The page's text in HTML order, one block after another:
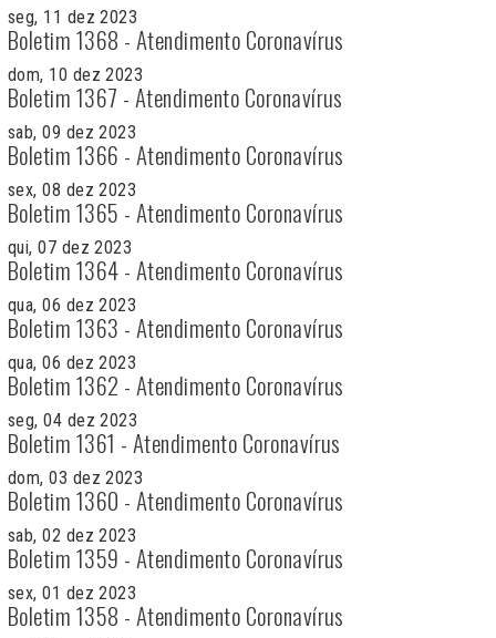
seg, 11 dez 2023
Boletim 1368 - Atendimento Coronavírus
dom, 10 dez 2023
Boletim 1367 - Atendimento Coronavírus
sab, 09 dez 2023
Boletim 1366 - Atendimento Coronavírus
sex, 08 dez 2023
Boletim 1365 - Atendimento Coronavírus
qui, 07 dez 2023
Boletim 1364 - Atendimento Coronavírus
qua, 06 dez 2023
Boletim 1363 - Atendimento Coronavírus
qua, 06 dez 2023
Boletim 1362 - Atendimento Coronavírus
seg, 04 dez 2023
Boletim 1361 - Atendimento Coronavírus
dom, 03 dez 2023
Boletim 1360 - Atendimento Coronavírus
sab, 02 dez 2023
Boletim 1359 - Atendimento Coronavírus
sex, 01 dez 2023
Boletim 1358 - Atendimento Coronavírus